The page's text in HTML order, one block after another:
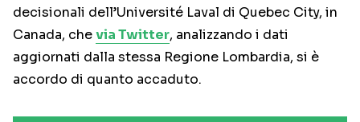
decisionali dell’Université Laval di Quebec City, in
Canada, chevia Twitter, analizzando i dati
aggiornati dalla stessa Regione Lombardia, si è
accordo di quanto accaduto.